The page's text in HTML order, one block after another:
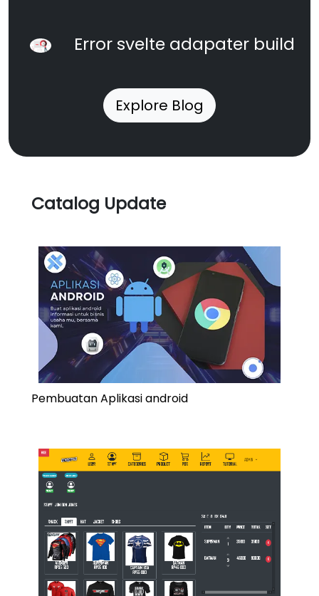
Error svelte adapater build
Explore Blog
Catalog Update
Pembuatan Aplikasi android